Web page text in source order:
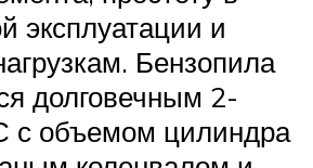
эксплуатации и
Бензопила
долговечным 2-
с объемом цилиндра